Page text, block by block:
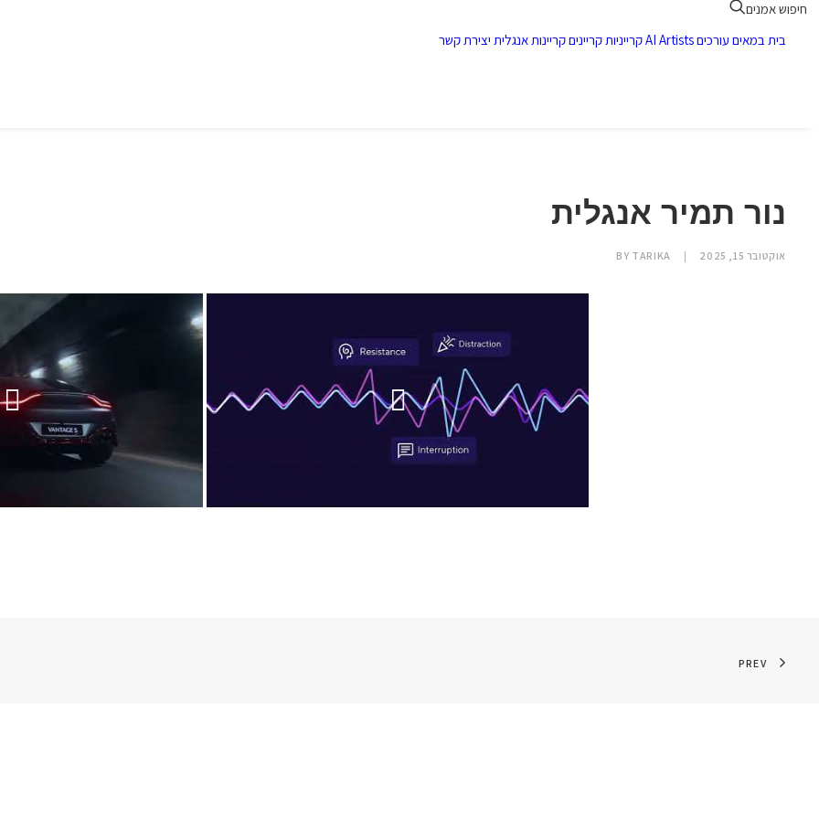
חיפוש אמנים
בית במאים עורכיםAI Artistsקרייניותקרייניםקריינות אנגלית יצירת קשר
נור תמיר אנגלית
אוקטובר 15, 2025 |
BY TARIKA
PREV